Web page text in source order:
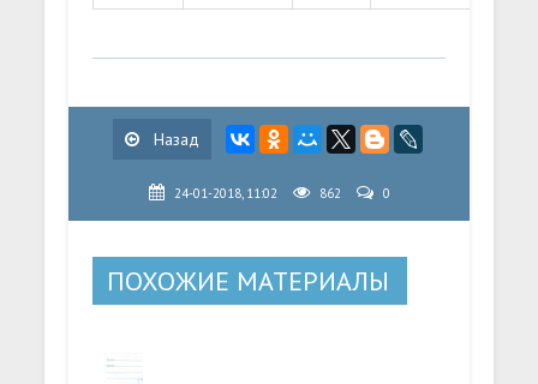
Назад
24-01-2018, 11:02 862 0
ПОХОЖИЕ МАТЕРИАЛЫ